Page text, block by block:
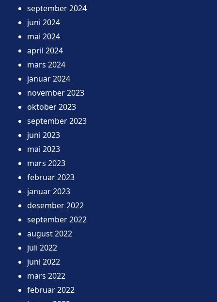
september 2024
juni 2024
mai 2024
april 2024
mars 2024
januar 2024
november 2023
oktober 2023
september 2023
juni 2023
mai 2023
mars 2023
februar 2023
januar 2023
desember 2022
september 2022
august 2022
juli 2022
juni 2022
mars 2022
februar 2022